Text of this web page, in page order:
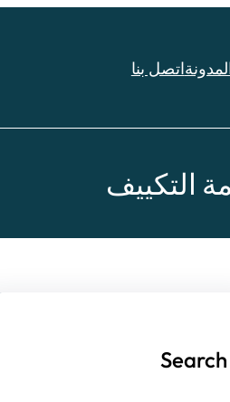
اتصل بنا
التكييف
Search